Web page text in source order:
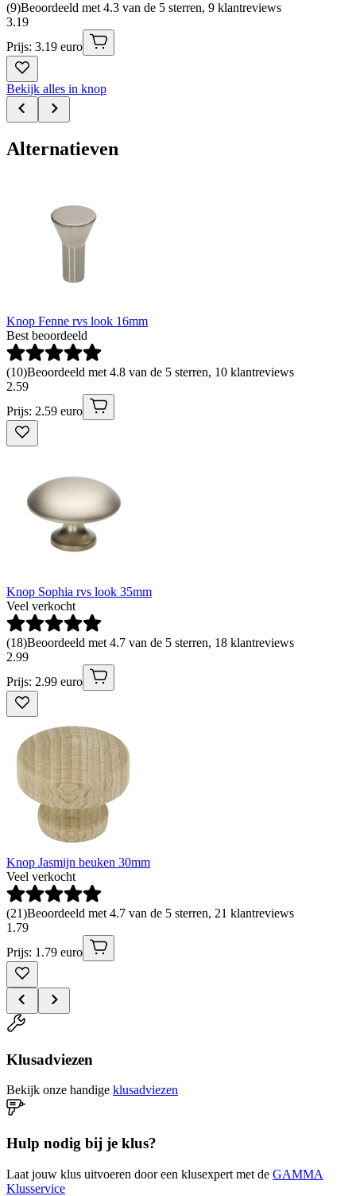
(9)Beoordeeld met 4.3 van de 5 sterren, 9 klantreviews
3.19
Prijs: 3.19 euro
Bekijk alles in knop
Alternatieven
Knop Fenne rvs look 16mm
Best beoordeeld
(10)Beoordeeld met 4.8 van de 5 sterren, 10 klantreviews
2.59
Prijs: 2.59 euro
Knop Sophia rvs look 35mm
Veel verkocht
(18)Beoordeeld met 4.7 van de 5 sterren, 18 klantreviews
2.99
Prijs: 2.99 euro
Knop Jasmijn beuken 30mm
Veel verkocht
(21)Beoordeeld met 4.7 van de 5 sterren, 21 klantreviews
1 .79
Prijs: 1.79 euro
Klusadviezen
Bekijk onze handige klusadviezen
Hulp nodig bij je klus?
Laat jouw klus uitvoeren door een klusexpert met de GAMMA
Klusservice